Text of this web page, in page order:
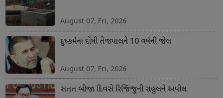
August 07, Fri, 2026
દુષ્કર્મના દોષી તેજપાલને 10 વર્ષની જેલ
August 07, Fri, 2026
સતત બીજા દિવસે રિજિજુની રાહુલને અપીલ